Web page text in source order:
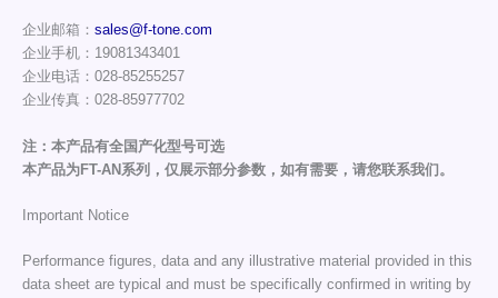
企业邮箱： sales@f-tone.com
企业手机：19081343401
企业电话：028-85255257
企业传真：028-85977702
注：本产品有全国产化型号可选
本产品为FT-AN系列，仅展示部分参数，如有需要，请您联系我们。
Important Notice
Performance figures, data and any illustrative material provided in this
data sheet are typical and must be specifically confirmed in writing by